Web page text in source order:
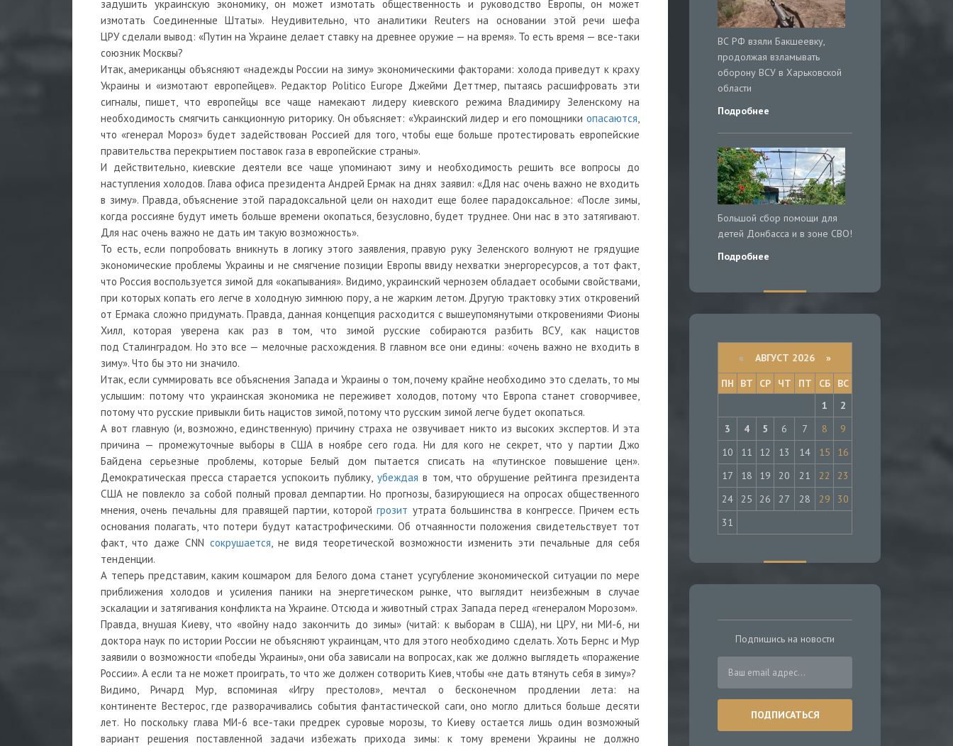
задушить украинскую экономику, он может измотать общественность и руководство Европы, он может
измотать Соединенные Штаты». Неудивительно, что аналитики Reuters на основании этой речи шефа
ЦРУ сделали вывод: «Путин на Украине делает ставку на древнее оружие — на время». То есть время — все-таки
союзник Москвы?
Итак, американцы объясняют «надежды России на зиму» экономическими факторами: холода приведут к краху
Украины и «измотают европейцев». Редактор Politico Europe Джейми Деттмер, пытаясь расшифровать эти
сигналы, пишет, что европейцы все чаще намекают лидеру киевского режима Владимиру Зеленскому на
необходимость смягчить санкционную риторику. Он объясняет: «Украинский лидер и его помощники опасаются
что «генерал Мороз» будет задействован Россией для того, чтобы еще больше протестировать европейские
правительства перекрытием поставок газа в европейские страны».
И действительно, киевские деятели все чаще упоминают зиму и необходимость решить все вопросы до
наступления холодов. Глава офиса президента Андрей Ермак на днях заявил: «Для нас очень важно не входить
в зиму». Правда, объяснение этой парадоксальной цели он находит еще более парадоксальное: «После зимы,
когда россияне будут иметь больше времени окопаться, безусловно, будет труднее. Они нас в это затягивают.
Для нас очень важно не дать им такую возможность».
То есть, если попробовать вникнуть в логику этого заявления, правую руку Зеленского волнуют не грядущие
экономические проблемы Украины и не смягчение позиции Европы ввиду нехватки энергоресурсов, а тот факт,
что Россия воспользуется зимой для «окапывания». Видимо, украинский чернозем обладает особыми свойствами,
при которых копать его легче в холодную зимнюю пору, а не жарким летом. Другую трактовку этих откровений
от Ермака сложно придумать. Правда, данная концепция расходится с вышеупомянутыми откровениями Фионы
Хилл, которая уверена как раз в том, что зимой русские собираются разбить ВСУ, как нацистов
под Сталинградом. Но это все — мелочные расхождения. В главном все они едины: «очень важно не входить в
зиму». Что бы это ни значило.
Итак, если суммировать все объяснения Запада и Украины о том, почему крайне необходимо это сделать, то мы
услышим: потому что украинская экономика не переживет холодов, потому что Европа станет сговорчивее,
потому что русские привыкли бить нацистов зимой, потому что русским зимой легче будет окопаться.
А вот главную (и, возможно, единственную) причину страха не озвучивает никто из высоких экспертов. И эта
причина — промежуточные выборы в США в ноябре сего года. Ни для кого не секрет, что у партии Джо
Байдена серьезные проблемы, которые Белый дом пытается списать на «путинское повышение цен».
Демократическая пресса старается успокоить публику, убеждая в том, что обрушение рейтинга президента
США не повлекло за собой полный провал демпартии. Но прогнозы, базирующиеся на опросах общественного
мнения, очень печальны для правящей партии, которойгрозит утрата большинства в конгрессе. Причем есть
основания полагать, что потери будут катастрофическими. Об отчаянности положения свидетельствует тот
факт, что даже CNN сокрушается , не видя теоретической возможности изменить эти печальные для себя
тенденции.
А теперь представим, каким кошмаром для Белого дома станет усугубление экономической ситуации по мере
приближения холодов и усиления паники на энергетическом рынке, что выглядит неизбежным в случае
эскалации и затягивания конфликта на Украине. Отсюда и животный страх Запада перед «генералом Морозом».
Правда, внушая Киеву, что «войну надо закончить до зимы» (читай: к выборам в США), ни ЦРУ, ни МИ-6, ни
доктора наук по истории России не объясняют украинцам, что для этого необходимо сделать. Хоть Бернс и Мур
заявили о возможности «победы Украины», они оба зависали на вопросах, как же должно выглядеть «поражение
России». А если та не может проиграть, то что же должен сотворить Киев, чтобы «не дать втянуть себя в зиму»?
Видимо, Ричард Мур, вспоминая «Игру престолов», мечтал о бесконечном продлении лета: на
континенте Вестерос, где разворачивались события фантастической саги, оно могло длиться больше десяти
лет. Но поскольку глава МИ-6 все-таки предрек суровые морозы, то Киеву остается лишь один возможный
вариант решения поставленной задачи избежать прихода зимы: к тому времени Украины не должно
ВС РФ взяли Бакшеевку,
продолжая взламывать
оборону ВСУ в Харьковской
области
Подробнее
Большой сбор помощи для
детей Донбасса и в зоне СВО!
Подробнее
« АВГУСТ 2026 »
ПН
ВТ СР ЧТ ПТ СБ
ВС
1
2
3
4 5 6 7 8
9
10
11 12 13 14 15
16
17
18 19 20 21 22
23
24
25 26 27 28 29
30
31
Подпишись на новости